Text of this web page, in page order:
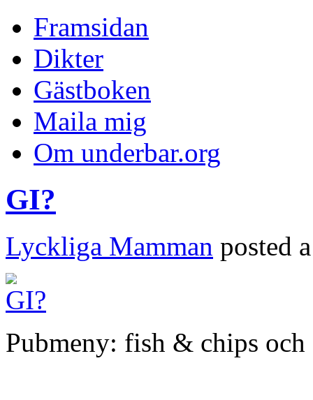
Framsidan
Dikter
Gästboken
Maila mig
Om underbar.org
GI?
Lyckliga Mamman posted
Pubmeny: fish & chips